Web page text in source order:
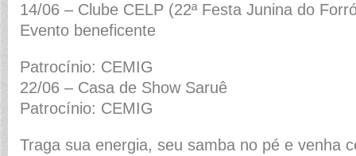
14/06 – Clube CELP (22ª Festa Junina do
Evento beneficente
Patrocínio: CEMIG
22/06 – Casa de Show Saruê
Patrocínio: CEMIG
Traga sua energia, seu samba no pé e venha